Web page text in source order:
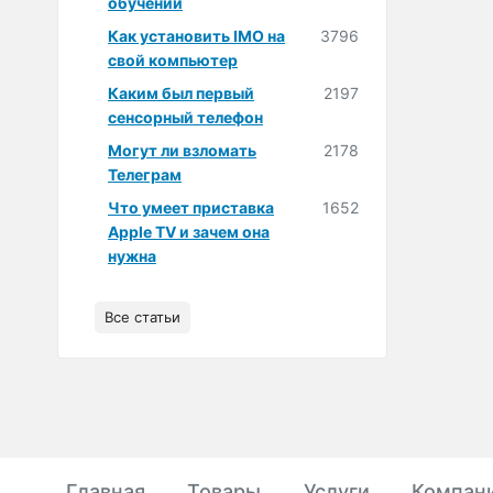
Как установить IMO на
свой компьютер
3796
Каким был первый
сенсорный телефон
2197
Могут ли взломать
Телеграм
2178
Что умеет приставка
Apple TV и зачем она
нужна
1652
Все статьи